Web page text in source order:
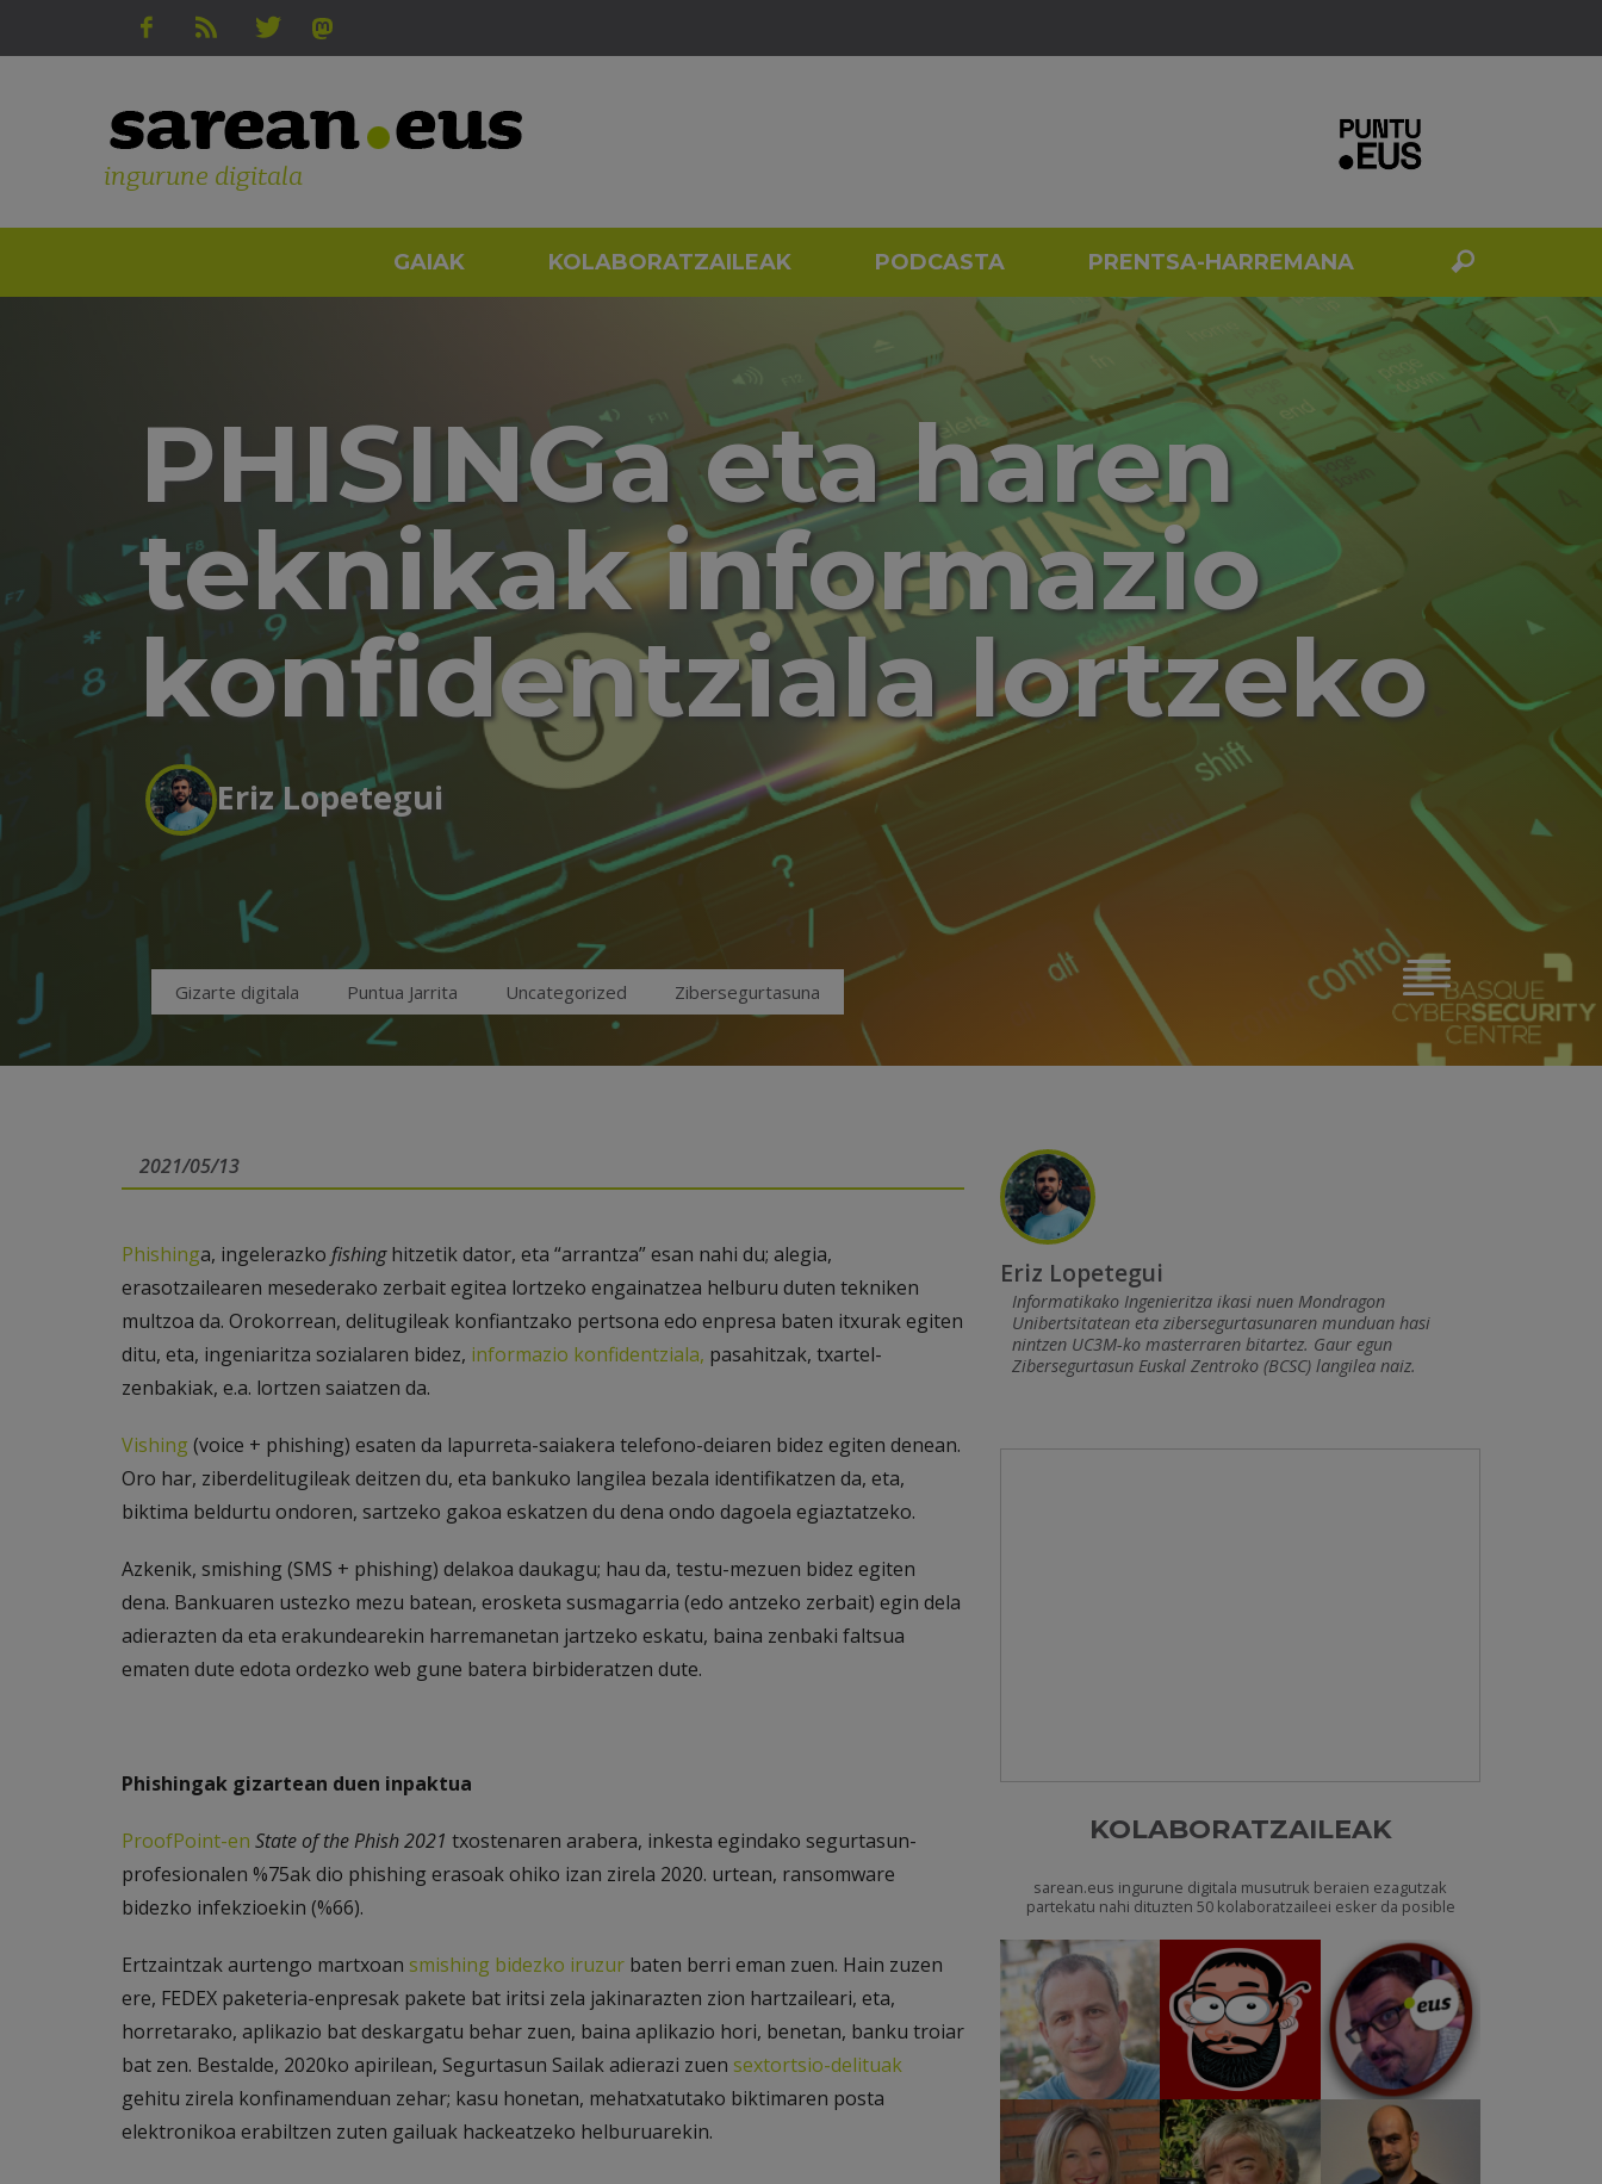
ingurune digitala
GAIAK KOLABORATZAILEAK PODCASTA PRENTSA-HARREMANA
PHISINGa eta haren
teknikak informazio
konfidentziala lortzeko
Eriz Lopetegui
Gizarte digitala Puntua Jarrita Uncategorized Zibersegurtasuna
2021/05/13
Phishinga, ingelerazko fishinghitzetik dator, eta “arrantza” esan nahi du; alegia,
erasotzailearen mesederako zerbait egitea lortzeko engainatzea helburu duten tekniken
multzoa da. Orokorrean, delitugileak konfiantzako pertsona edo enpresa baten itxurak egiten
ditu, eta, ingeniaritza sozialaren bidez, informazio konfidentziala, pasahitzak, txartel-
zenbakiak, e.a. lortzen saiatzen da.
Vishing (voice + phishing) esaten da lapurreta-saiakera telefono-deiaren bidez egiten denean.
Oro har, ziberdelitugileak deitzen du, eta bankuko langilea bezala identifikatzen da, eta,
biktima beldurtu ondoren, sartzeko gakoa eskatzen du dena ondo dagoela egiaztatzeko.
Azkenik, smishing (SMS + phishing) delakoa daukagu; hau da, testu-mezuen bidez egiten
dena. Bankuaren ustezko mezu batean, erosketa susmagarria (edo antzeko zerbait) egin dela
adierazten da eta erakundearekin harremanetan jartzeko eskatu, baina zenbaki faltsua
ematen dute edota ordezko web gune batera birbideratzen dute.
Phishingak gizartean duen inpaktua
ProofPoint-en State of the Phish 2021 txostenaren arabera, inkesta egindako segurtasun-
profesionalen %75ak dio phishing erasoak ohiko izan zirela 2020. urtean, ransomware
bidezko infekzioekin (%66).
Ertzaintzak aurtengo martxoan smishing bidezko iruzur baten berri eman zuen. Hain zuzen
ere, FEDEX paketeria-enpresak pakete bat iritsi zela jakinarazten zion hartzaileari, eta,
horretarako, aplikazio bat deskargatu behar zuen, baina aplikazio hori, benetan, banku troiar
bat zen. Bestalde, 2020ko apirilean, Segurtasun Sailak adierazi zuen sextortsio-delituak
gehitu zirela konfinamenduan zehar; kasu honetan, mehatxatutako biktimaren posta
elektronikoa erabiltzen zuten gailuak hackeatzeko helburuarekin.
Eriz Lopetegui
Informatikako Ingenieritza ikasi nuen Mondragon
Unibertsitatean eta zibersegurtasunaren munduan hasi
nintzen UC3M-ko masterraren bitartez. Gaur egun
Zibersegurtasun Euskal Zentroko (BCSC) langilea naiz.
KOLABORATZAILEAK
sarean.eus ingurune digitala musutruk beraien ezagutzak
partekatu nahi dituzten 50 kolaboratzaileei esker da posible